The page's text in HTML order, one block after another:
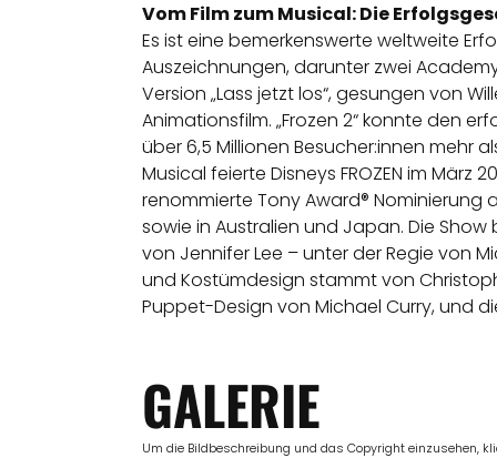
Vom Film zum Musical: Die
Es ist eine bemerkenswerte weltweite
Auszeichnungen, darunter zwei
Version „Lass jetzt los“, gesungen von
Animationsfilm. „Frozen 2“ konnte den
über 6,5 Millionen Besucher:innen mehr
Musical feierte Disneys FROZEN im
renommierte Tony Award® Nominierung
sowie in Australien und Japan. Die
von Jennifer Lee – unter der Regie von
und Kostümdesign stammt von
Puppet-Design von Michael Curry, und
GALERIE
Um die Bildbeschreibung und das Copyright einzusehen,